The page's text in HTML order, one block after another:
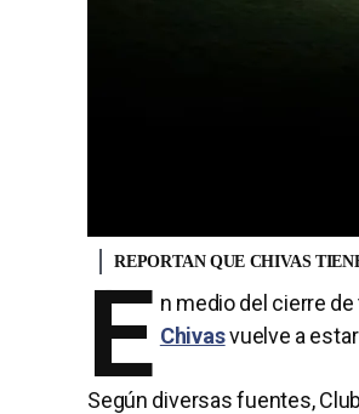
REPORTAN QUE CHIVAS
E n medio del cierre de
Chivasvuelve a
Según diversas fuentes,